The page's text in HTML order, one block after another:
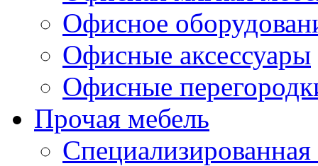
Офисное
Офисные аксессуары
Офисные
Прочая мебель
Специализированная